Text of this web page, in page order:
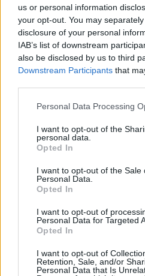
us or personal information
your opt-out. You may
disclosure of your personal
IAB’s list of downstream
also be disclosed by us to third
Downstream Participants that
Please note that this website/
not limited to your visit or usage
grant or deny consent to Google
use your data for below
consent section.
Personal Data Processing
I want to opt-out of the
personal data.
Opted In
I want to opt-out of the Sale
Personal Data.
Opted In
I want to opt-out of
Personal Data for Targeted
Opted In
I want to opt-out of
Retention, Sale, and/or
Personal Data that Is
Πολλές
χτεσινή
Η
(video)
Η
ανάμεσα
Οι
τους